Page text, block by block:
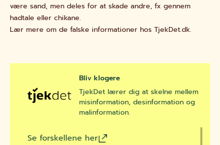
være sand, men deles for at skade andre, fx gennem
hadtale eller chikane.
Lær mere om de falske informationer hos TjekDet.dk.
Bliv klogere
TjekDet lærer dig at skelne mellem
misinformation, desinformation og
malinformation.
Se forskellene her